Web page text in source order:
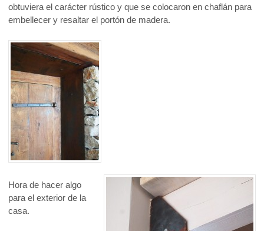
obtuviera el carácter rústico y que se colocaron en chaflán para
embellecer y resaltar el portón de madera.
Hora de hacer algo
para el exterior de la
casa.